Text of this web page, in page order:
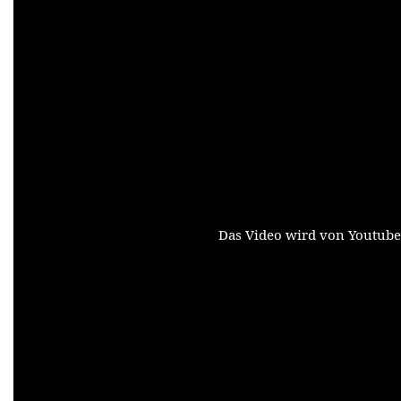
Das Video wird von